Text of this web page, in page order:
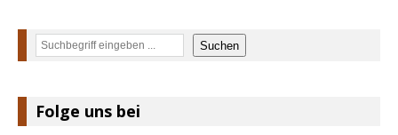
Suchen Suchen
Folge uns bei